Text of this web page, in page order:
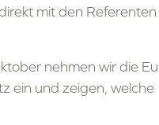
mit den Referenten
nehmen wir die
ein und zeigen, welche